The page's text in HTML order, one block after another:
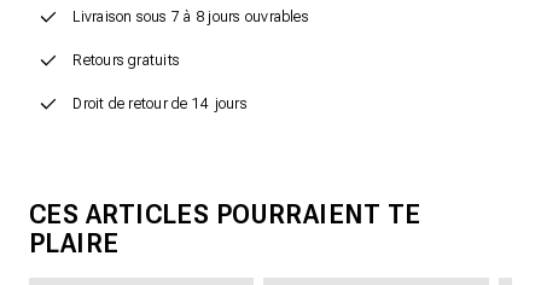
Livraison sous 7 à 8 jours ouvrables
Retours gratuits
Droit de retour de 14 jours
CES ARTICLES POURRAIENT TE
PLAIRE